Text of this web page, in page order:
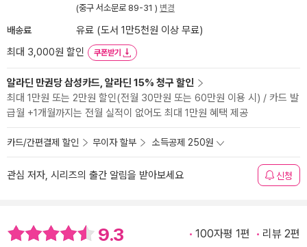
(중구 서소문로 89-31 ) 변경
배송료
유료 (도서 1만5천원 이상 무료)
최대 3,000원 할인
쿠폰받기
알라딘 만권당 삼성카드, 알라딘 15% 청구 할인
최대 1만원 또는 2만원 할인(전월 30만원 또는 60만원 이용 시) / 카드 발
급월 +1개월까지는 전월 실적이 없어도 최대 1만원 혜택 제공
카드/간편결제 할인 무이자 할부 소득공제 250원
관심 저자, 시리즈의 출간 알림을 받아보세요 신청
9.3 100자평 1편 리뷰 2편